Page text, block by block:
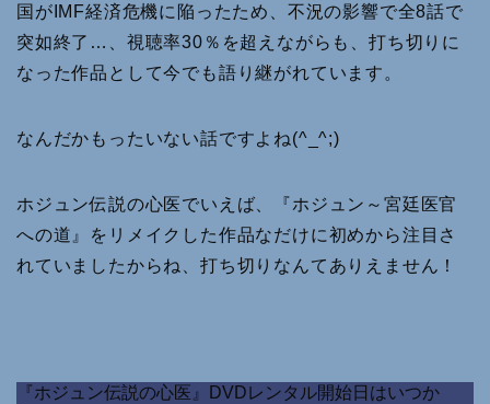
国がIMF経済危機に陥ったため、不況の影響で全8話で
突如終了…、視聴率30％を超えながらも、打ち切りに
なった作品として今でも語り継がれています。
なんだかもったいない話ですよね(^_^;)
ホジュン伝説の心医でいえば、『ホジュン～宮廷医官
への道』をリメイクした作品なだけに初めから注目さ
れていましたからね、打ち切りなんてありえません！
『ホジュン伝説の心医』DVDレンタル開始日はいつか